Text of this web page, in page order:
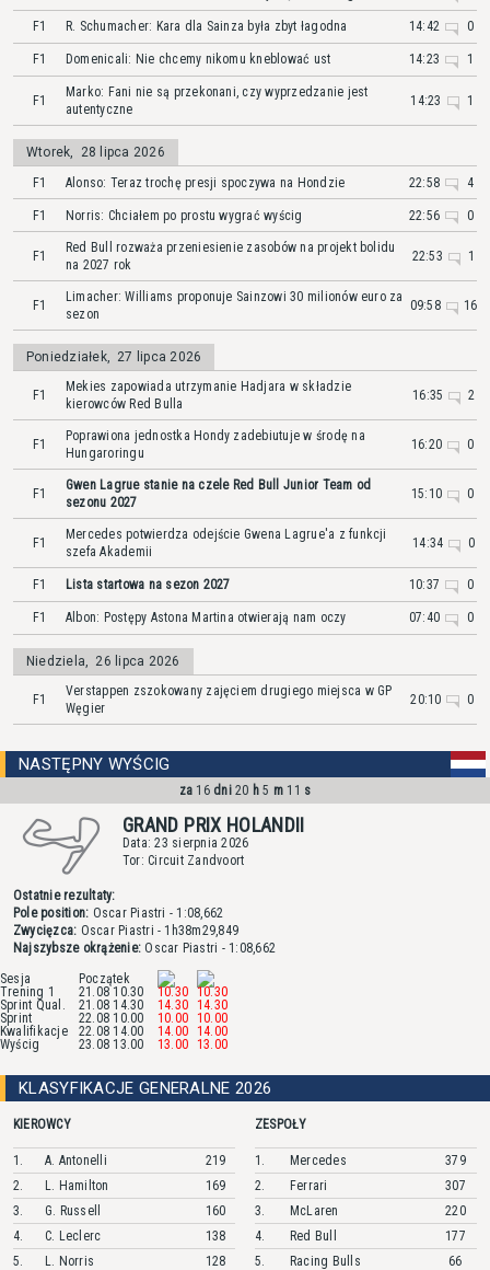
F1 R. Schumacher: Kara dla Sainza była zbyt łagodna 14:42 0
F1 Domenicali: Nie chcemy nikomu kneblować ust 14:23 1
F1
Marko: Fani nie są przekonani, czy wyprzedzanie jest
autentyczne
14:23 1
Wtorek,
28 lipca 2026
F1
Alonso: Teraz trochę presji spoczywa na Hondzie 22:58 4
F1 Norris: Chciałem po prostu wygrać wyścig 22:56 0
F1
Red Bull rozważa przeniesienie zasobów na projekt bolidu
na 2027 rok
22:53 1
F1
Limacher: Williams proponuje Sainzowi 30 milionów euro za
sezon
09:58 16
Poniedziałek, 27 lipca 2026
F1
Mekies zapowiada utrzymanie Hadjara w składzie
kierowców Red Bulla
16:35 2
F1
Poprawiona jednostka Hondy zadebiutuje w środę na
Hungaroringu
16:20 0
F1
Gwen Lagrue stanie na czele Red Bull Junior Team od
sezonu 2027
15:10 0
F1
Mercedes potwierdza odejście Gwena Lagrue'a z funkcji
szefa Akademii
14:34 0
F1 Lista startowa na sezon 2027 10:37 0
F1 Albon: Postępy Astona Martina otwierają nam oczy 07:40 0
Niedziela, 26 lipca 2026
F1
Verstappen zszokowany zajęciem drugiego miejsca w GP
Węgier
20:10 0
NASTĘPNY WYŚCIG
za 16 dni20 h 5 m 11 s
GRAND PRIX HOLANDII
Data: 23 sierpnia 2026
Tor: Circuit Zandvoort
Ostatnie rezultaty:
Pole position: Oscar Piastri - 1:08,662
Zwycięzca: Oscar Piastri- 1h38m29,849
Najszybsze okrążenie: Oscar Piastri - 1:08,662
Sesja
Początek
Trening 1
21.08 10.30
Sprint Qual.
21.08 14.30
Sprint
22.08 10.00
Kwalifikacje
22.08 14.00
Wyścig
23.08 13.00
10.30
14.30
10.00
14.00
13.00
10.30
14.30
10.00
14.00
13.00
KLASYFIKACJE GENERALNE 2026
KIEROWCY
1. A. Antonelli
219
2.
L. Hamilton
169
3.
G. Russell
160
4.
C. Leclerc
138
5.
L. Norris
128
ZESPOŁY
1. Mercedes
379
2.
Ferrari
307
3.
McLaren
220
4.
Red Bull
177
5.
Racing Bulls
66